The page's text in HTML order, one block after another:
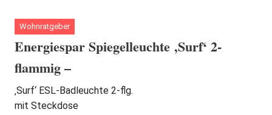
Wohnratgeber
Energiespar Spiegelleuchte ‚Surf‘ 2-
flammig –
‚Surf‘ ESL-Badleuchte 2-flg.
mit Steckdose